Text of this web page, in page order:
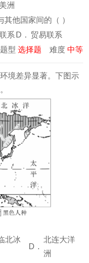
洲
其他国家间的（ ）
系 D． 贸易联系
题型 选择题 难度 中等
境差异显著。下图示
北冰
D．
北连大洋
洲